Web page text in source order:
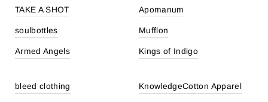
TAKE A SHOT Apomanum
soulbottles Mufflon
Armed Angels Kings of Indigo
bleed clothing KnowledgeCotton Apparel